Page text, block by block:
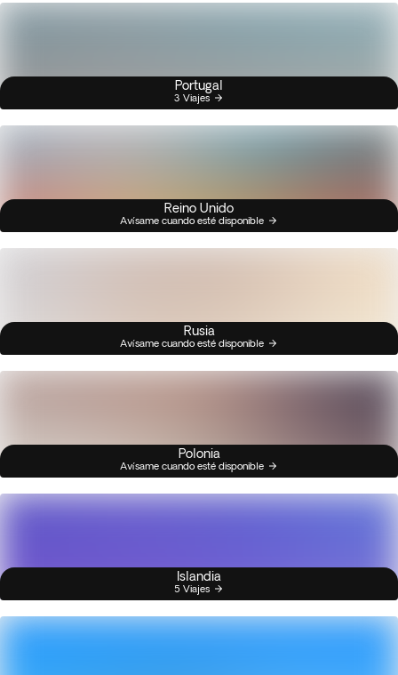
Portugal
3 Viajes
Reino Unido
Avísame cuando esté disponible
Rusia
Avísame cuando esté disponible
Polonia
Avísame cuando esté disponible
Islandia
5 Viajes